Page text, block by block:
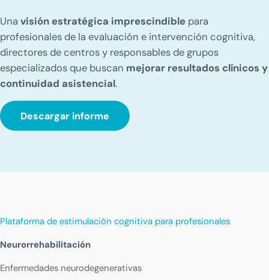
Unavisión estratégica imprescindible para
profesionales de la evaluación e intervención cognitiva,
directores de centros y responsables de grupos
especializados que buscan mejorar resultados clínicos y
continuidad asistencial.
Descargar informe
Plataforma de estimulación cognitiva para profesionales
Neurorrehabilitación
Enfermedades neurodegenerativas